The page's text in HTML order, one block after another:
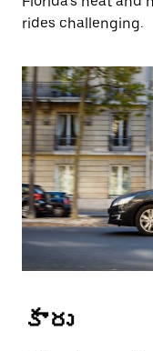
rides challenging.
కారు